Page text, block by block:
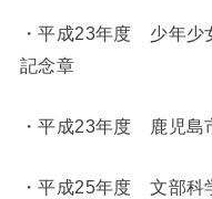
・平成23年度 少年少
記念章
・平成23年度 鹿児島
・平成25年度 文部科